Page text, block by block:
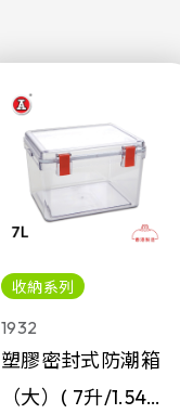
收納系列
1932
塑膠密封式防潮箱
（大）( 7升/1.54加